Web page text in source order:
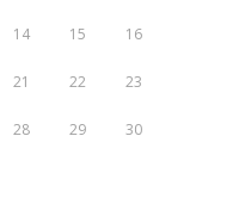
14 15 16
21 22 23
28 29 30